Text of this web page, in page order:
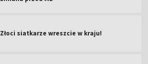
Złoci siatkarze wreszcie w kraju!